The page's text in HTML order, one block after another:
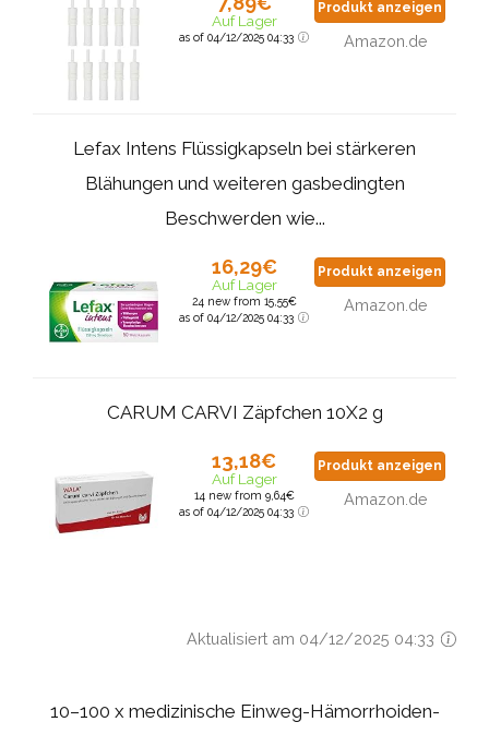
Auf Lager
as of 04/12/2025 04:33
Produkt anzeigen
Amazon.de
Lefax Intens Flüssigkapseln bei stärkeren
Blähungen und weiteren gasbedingten
Beschwerden wie...
16,29€
Auf Lager
24 new from 15,55€
as of 04/12/2025 04:33
Produkt anzeigen
Amazon.de
CARUM CARVI Zäpfchen 10X2 g
13,18€
Auf Lager
14 new from 9,64€
as of 04/12/2025 04:33
Produkt anzeigen
Amazon.de
Aktualisiert am 04/12/2025 04:33
10–100 x medizinische Einweg-Hämorrhoiden-